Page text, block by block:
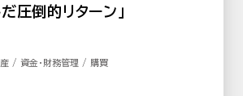
圧倒的リターン」
/ 資金・財務管理 / 購買